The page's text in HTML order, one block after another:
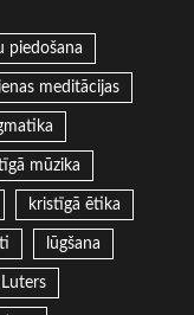
piedošana
meditācijas
mūzika
kristīgā ētika
lūgšana